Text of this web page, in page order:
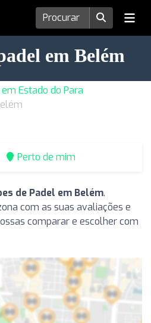
em Belém
Estado do Para
Perto de mim
de Padel em Belém.
com as suas avaliações e
comparar e escolher com